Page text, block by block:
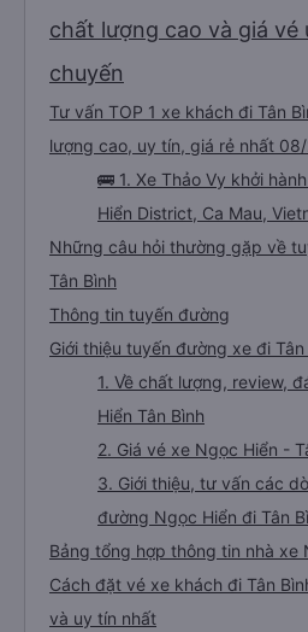
chất lượng cao và giá vé
chuyến
Tư vấn TOP 1 xe khách đi Tân
lượng cao, uy tín, giá rẻ nhất
🚌 1. Xe Thảo Vy khởi
Hiển District, Ca Mau,
Những câu hỏi thường gặp về
Tân Bình
Thông tin tuyến đường
Giới thiệu tuyến đường xe đi
1. Về chất lượng, review,
Hiển Tân Bình
2. Giá vé xe Ngọc Hiển -
3. Giới thiệu, tư vấn các
đường Ngọc Hiển đi Tân
Bảng tổng hợp thông tin nhà xe
Cách đặt vé xe khách đi Tân
và uy tín nhất